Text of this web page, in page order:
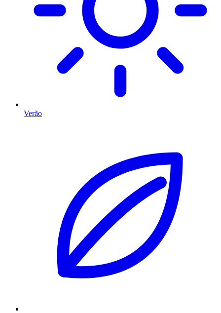
Verão